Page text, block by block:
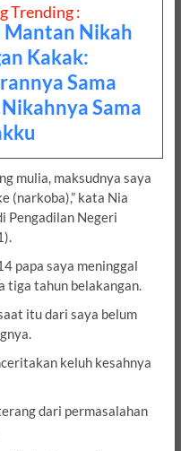
Trending :
Nikah
Kakak:
Sama
Sama
mulia, maksudnya saya
(narkoba),” kata Nia
Pengadilan Negeri
papa saya meninggal
tiga tahun belakangan.
itu dari saya belum
keluh kesahnya
dari permasalahan